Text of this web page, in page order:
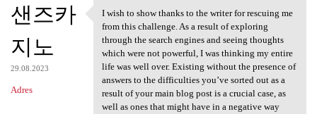
샌즈카
지노
29.08.2023
Adres
I wish to show thanks to the
I wish to show thanks to the writer for rescuing me
from this challenge. As a result of exploring
through the search engines and seeing thoughts
which were not powerful, I was thinking my entire
life was well over. Existing without the presence of
answers to the difficulties you’ve sorted out as a
result of your main blog post is a crucial case, as
well as ones that might have in a negative way